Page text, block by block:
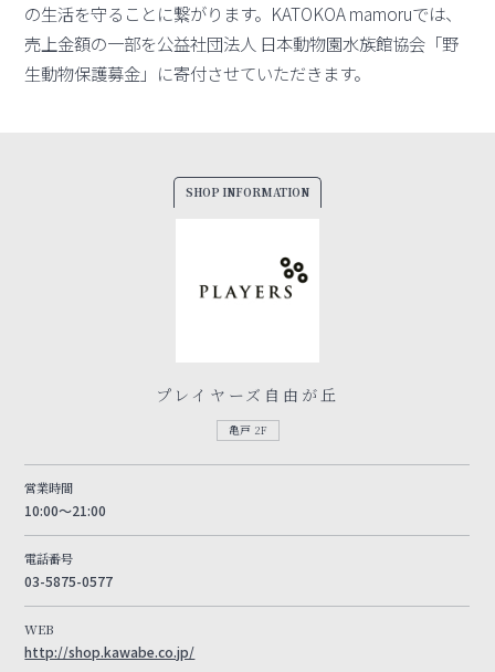
の生活を守ることに繋がります。KATOKOA mamoruでは、
売上金額の一部を公益社団法人 日本動物園水族館協会「野
生動物保護募金」に寄付させていただきます。
SHOP INFORMATION
プレイヤーズ自由が丘
亀戸 2F
営業時間
10:00～21:00
電話番号
03-5875-0577
WEB
http://shop.kawabe.co.jp/